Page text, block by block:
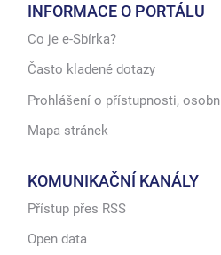
INFORMACE O PORTÁLU
Co je e-Sbírka?
Často kladené dotazy
Prohlášení o přístupnosti,
Mapa stránek
KOMUNIKAČNÍ KANÁLY
Přístup přes RSS
Open data